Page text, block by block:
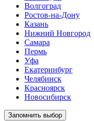
Волгоград
Ростов-на-Дону
Казань
Нижний Новгород
Самара
Пермь
Уфа
Екатеринбург
Челябинск
Красноярск
Новосибирск
Запомнить выбор